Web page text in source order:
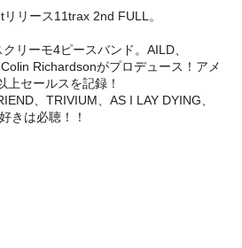
リース11trax 2nd FULL。
リーモ4ピースバンド。AILD、
Richardsonがプロデュース！アメ
上セールスを記録！
、TRIVIUM、AS I LAY DYING、
きは必聴！！